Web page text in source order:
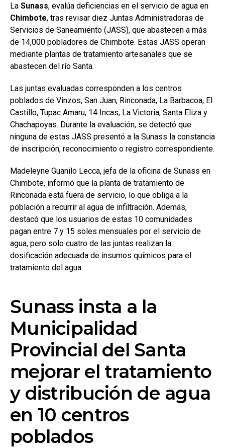
La Sunass, evalúa deficiencias en el servicio de agua en
Chimbote, tras revisar diez Juntas Administradoras de
Servicios de Saneamiento (JASS), que abastecen a más
de 14,000 pobladores de Chimbote. Estas JASS operan
mediante plantas de tratamiento artesanales que se
abastecen del río Santa.
Las juntas evaluadas corresponden a los centros
poblados de Vinzos, San Juan, Rinconada, La Barbacoa, El
Castillo, Tupac Amaru, 14 Incas, La Victoria, Santa Eliza y
Chachapoyas. Durante la evaluación, se detectó que
ninguna de estas JASS presentó a la Sunass la constancia
de inscripción, reconocimiento o registro correspondiente.
Madeleyne Guanilo Lecca, jefa de la oficina de Sunass en
Chimbote, informó que la planta de tratamiento de
Rinconada está fuera de servicio, lo que obliga a la
población a recurrir al agua de infiltración. Además,
destacó que los usuarios de estas 10 comunidades
pagan entre 7 y 15 soles mensuales por el servicio de
agua, pero solo cuatro de las juntas realizan la
dosificación adecuada de insumos químicos para el
tratamiento del agua.
Sunass insta a la
Municipalidad
Provincial del Santa
mejorar el tratamiento
y distribución de agua
en 10 centros
poblados